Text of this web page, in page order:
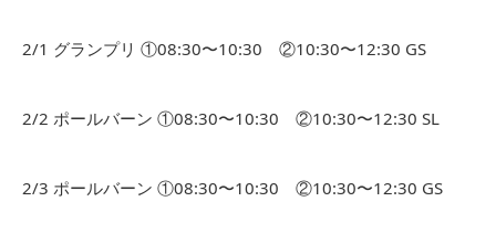
2/1 グランプリ ①08:30〜10:30 ②10:30〜12:30 GS
2/2 ポールバーン ①08:30〜10:30 ②10:30〜12:30 SL
2/3 ポールバーン ①08:30〜10:30 ②10:30〜12:30 GS